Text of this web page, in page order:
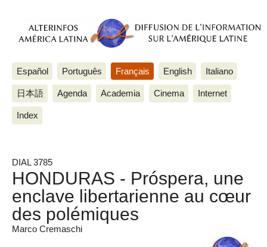
Español Português Français English Italiano
日本語 Agenda Academia Cinema Internet
Index
DIAL 3785
HONDURAS - Próspera, une
enclave libertarienne au cœur
des polémiques
Marco Cremaschi